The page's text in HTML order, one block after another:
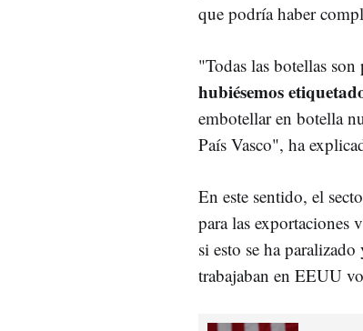
que podría haber
"Todas las botellas son
hubiésemos
embotellar en botella
País Vasco", ha
En este sentido, el
para las exportaciones
si esto se ha
trabajaban en EEUU